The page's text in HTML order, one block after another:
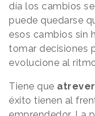
día los cambios
puede quedarse
esos cambios sin
tomar decisiones
evolucione al
Tiene que
éxito tienen al